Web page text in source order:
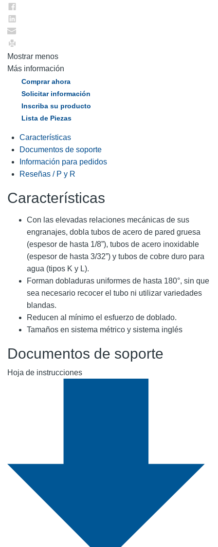
Mostrar menos
Más información
Comprar ahora
Solicitar información
Inscriba su producto
Lista de Piezas
Características
Documentos de soporte
Información para pedidos
Reseñas / P y R
Características
Con las elevadas relaciones mecánicas de sus
engranajes, dobla tubos de acero de pared gruesa
(espesor de hasta 1/8”), tubos de acero inoxidable
(espesor de hasta 3/32”) y tubos de cobre duro para
agua (tipos K y L).
Forman dobladuras uniformes de hasta 180°, sin que
sea necesario recocer el tubo ni utilizar variedades
blandas.
Reducen al mínimo el esfuerzo de doblado.
Tamaños en sistema métrico y sistema inglés
Documentos de soporte
Hoja de instrucciones